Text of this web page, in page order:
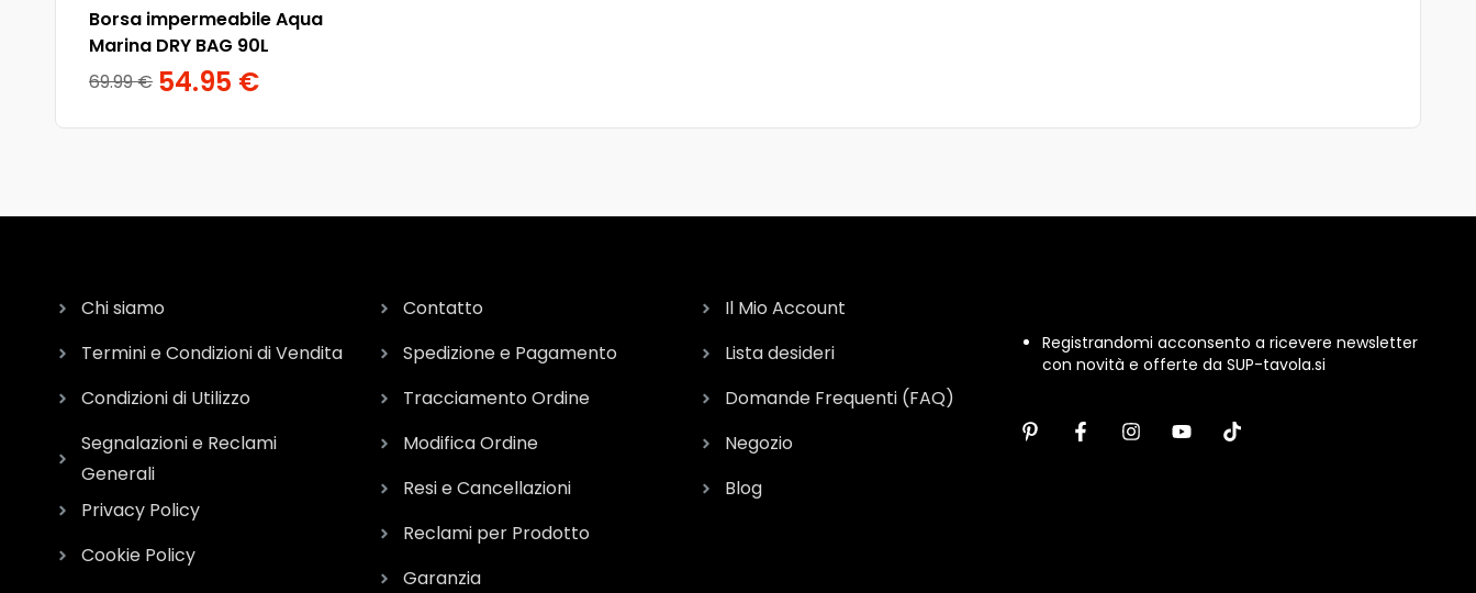
Borsa impermeabile Aqua
Marina DRY BAG 90L
69.99€ 54.95 €
Chi siamo
Termini e Condizioni di Vendita
Condizioni di Utilizzo
Segnalazioni e Reclami
Generali
Privacy Policy
Cookie Policy
Contatto
Spedizione e Pagamento
Tracciamento Ordine
Modifica Ordine
Resi e Cancellazioni
Reclami per Prodotto
Garanzia
Il Mio Account
Lista desideri
Domande Frequenti (FAQ)
Negozio
Blog
Registrandomi acconsento a ricevere newsletter
con novità e offerte da SUP-tavola.si